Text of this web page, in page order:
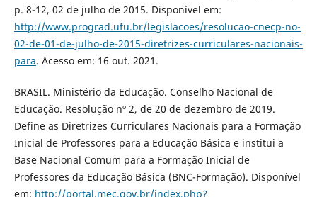
p. 8-12, 02 de julho de 2015. Disponível em:
http://www.prograd.ufu.br/legislacoes/resolucao-cnecp-no-
02-de-01-de-julho-de-2015-diretrizes-curriculares-nacionais-
para. Acesso em: 16 out. 2021.
BRASIL. Ministério da Educação. Conselho Nacional de
Educação. Resolução nº 2, de 20 de dezembro de 2019.
Define as Diretrizes Curriculares Nacionais para a Formação
Inicial de Professores para a Educação Básica e institui a
Base Nacional Comum para a Formação Inicial de
Professores da Educação Básica (BNC-Formação). Disponível
em: http://portal.mec.gov.br/index.php?